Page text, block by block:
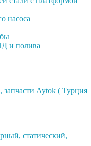
насоса
и полива
Aytok ( Турция
статический,